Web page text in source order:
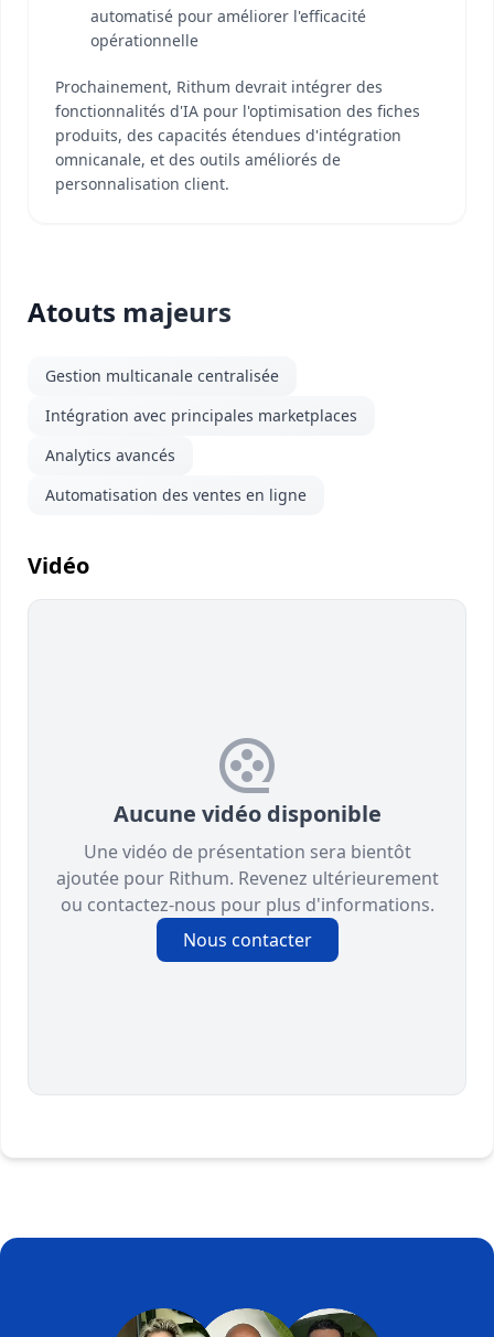
automatisé pour améliorer l'efficacité
opérationnelle
Prochainement, Rithum devrait intégrer des
fonctionnalités d'IA pour l'optimisation des fiches
produits, des capacités étendues d'intégration
omnicanale, et des outils améliorés de
personnalisation client.
Atouts majeurs
Gestion multicanale centralisée
Intégration avec principales marketplaces
Analytics avancés
Automatisation des ventes en ligne
Vidéo
Aucune vidéo disponible
Une vidéo de présentation sera bientôt
ajoutée pour Rithum. Revenez ultérieurement
ou contactez-nous pour plus d'informations.
Nous contacter